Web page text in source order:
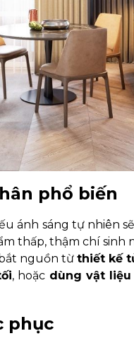
phổ biến
ánh sáng tự nhiên
thấp, thậm chí sinh
nguồn từ thiết kế
, hoặc dùng vật
phục